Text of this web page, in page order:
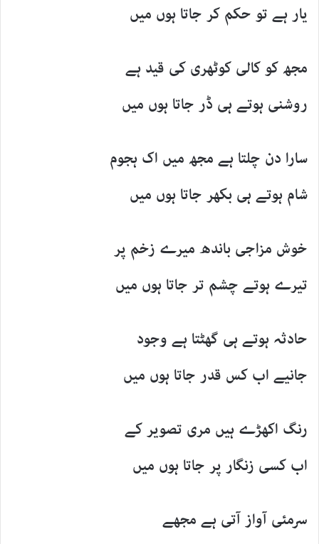
یار ہے تو حکم کر جاتا ہوں میں
مجھ کو کالی کوٹھری کی قید ہے
روشنی ہوتے ہی ڈر جاتا ہوں میں
سارا دن چلتا ہے مجھ میں اک ہجوم
شام ہوتے ہی بکھر جاتا ہوں میں
خوش مزاجی باندھ میرے زخم پر
تیرے ہوتے چشم تر جاتا ہوں میں
حادثہ ہوتے ہی گھٹتا ہے وجود
جانیے اب کس قدر جاتا ہوں میں
رنگ اکھڑے ہیں مری تصویر کے
اب کسی زنگار پر جاتا ہوں میں
سرمئی آواز آتی ہے مجھے